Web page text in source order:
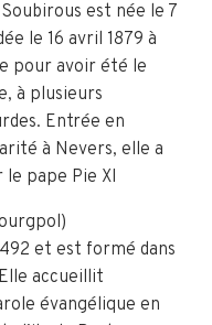
est née le 7
le 16 avril 1879 à
pour avoir été le
à plusieurs
Entrée en
à Nevers, elle a
pape Pie XI
et est formé dans
accueillit
évangélique en